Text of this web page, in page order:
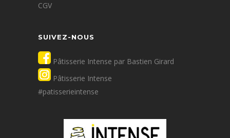
CGV
SUIVEZ-NOUS
Pâtisserie Intense par Bastien Girard
Pâtisserie Intense
#patisserieintense